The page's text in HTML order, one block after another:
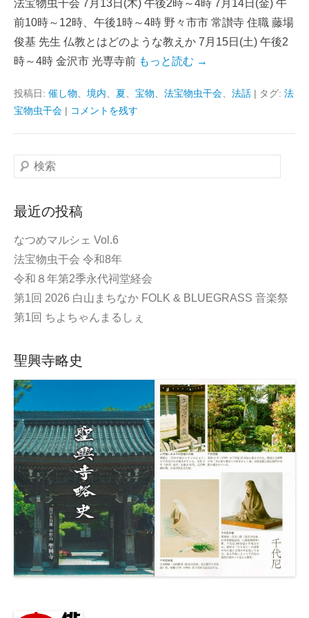
法宝物虫干会 7月13日(木) 午後2時～4時 7月14日(金) 午
前10時～12時、午後1時～4時 野々市市 常讃寺 住職 藤場
俊基 先生 仏教とはどのような教えか 7月15日(土) 午後2
時～4時 金沢市 光専寺前 もっと読む →
投稿日: 催し物、 境内、 夏、 宝物、 法宝物虫干会、 法話 | タグ: 法
宝物虫干会 | コメントを残す
検
最近の投稿
なつめマルシェ Vol.6
法宝物虫干会 令和8年
令和８年第2季永代祠堂経会
第1回 2026 白山まちなか FOLK & BLUEGRASS 音楽祭
第1回 ちよちゃんまるしぇ
聖興寺略史